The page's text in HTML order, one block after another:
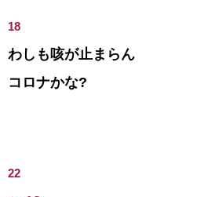
18
わしも咳が止まらん
コロナかな?
22